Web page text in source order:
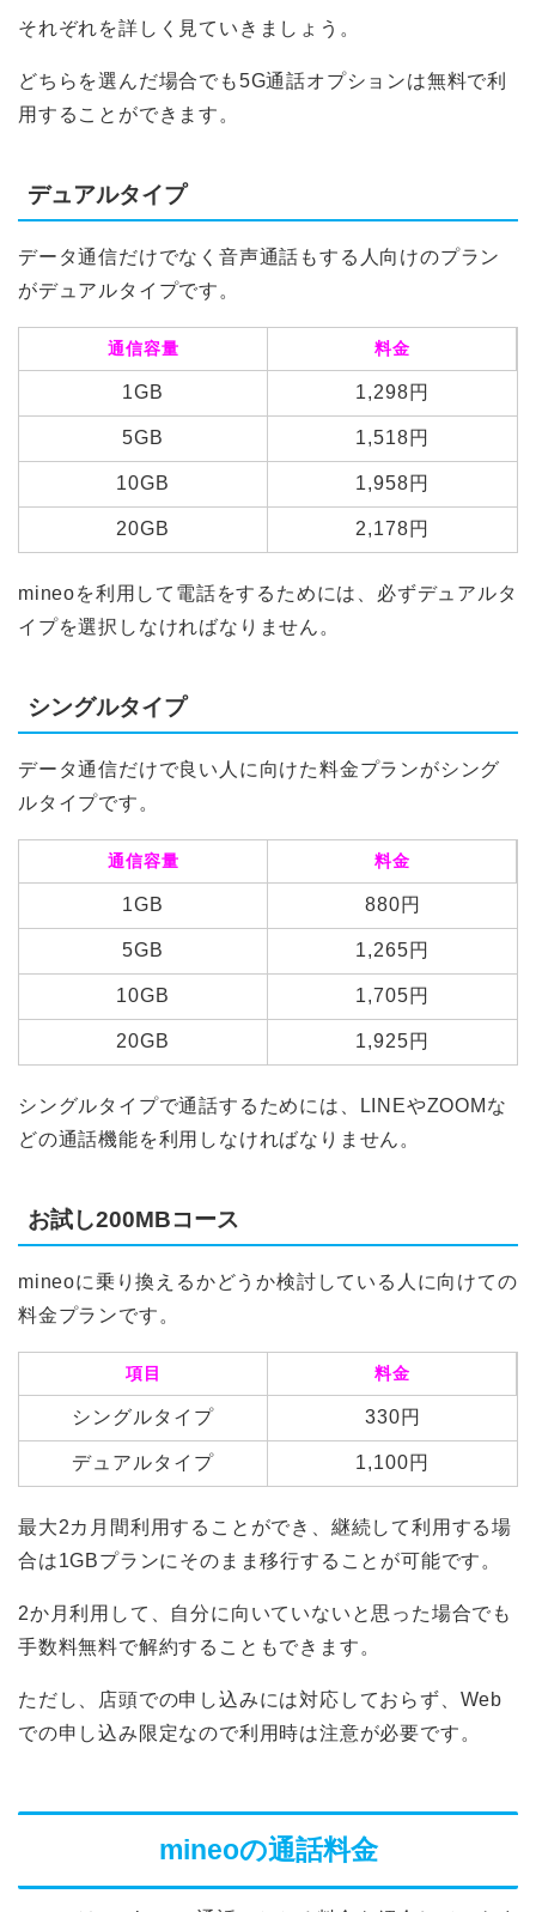
それぞれを詳しく見ていきましょう。
どちらを選んだ場合でも5G通話オプションは無料で利
用することができます。
デュアルタイプ
データ通信だけでなく音声通話もする人向けのプラン
がデュアルタイプです。
通信容量 料金
1GB 1,298円
5GB 1,518円
10GB 1,958円
20GB 2,178円
mineoを利用して電話をするためには、必ずデュアルタ
イプを選択しなければなりません。
シングルタイプ
データ通信だけで良い人に向けた料金プランがシング
ルタイプです。
通信容量 料金
1GB 880円
5GB 1,265円
10GB 1,705円
20GB 1,925円
シングルタイプで通話するためには、LINEやZOOMな
どの通話機能を利用しなければなりません。
お試し200MBコース
mineoに乗り換えるかどうか検討している人に向けての
料金プランです。
項目 料金
シングルタイプ 330円
デュアルタイプ 1,100円
最大2カ月間利用することができ、継続して利用する場
合は1GBプランにそのまま移行することが可能です。
2か月利用して、自分に向いていないと思った場合でも
手数料無料で解約することもできます。
ただし、店頭での申し込みには対応しておらず、Web
での申し込み限定なので利用時は注意が必要です。
mineoの通話料金